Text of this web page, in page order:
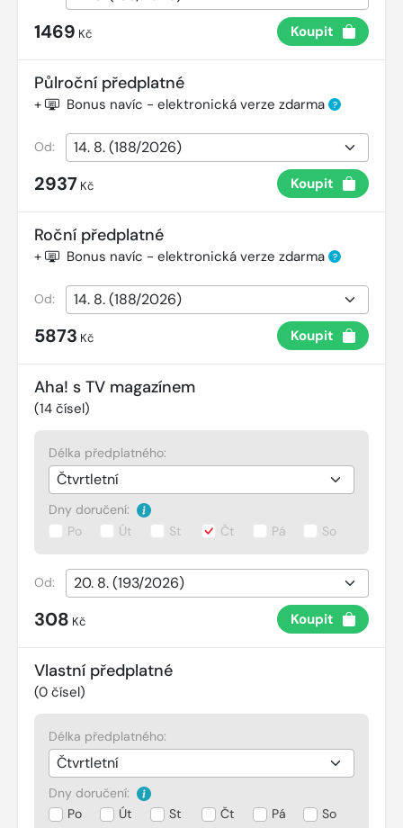
1469 Kč Koupit
Půlroční předplatné
+ Bonus navíc - elektronická verze zdarma ?
Od:
2937 Kč Koupit
Roční předplatné
+ Bonus navíc - elektronická verze zdarma ?
Od:
5873 Kč Koupit
Aha! s TV magazínem
(14 čísel)
Délka předplatného:
Dny doručení:
Po
Út St Čt Pá So
Od:
308 Kč Koupit
Vlastní předplatné
(0 čísel)
Délka předplatného:
Dny doručení:
Po
Út St Čt Pá So